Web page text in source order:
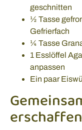
geschnitten
½ Tasse
Gefrierfach
¼ Tasse
1 Esslöffel
anpassen
Ein paar
erschaffen